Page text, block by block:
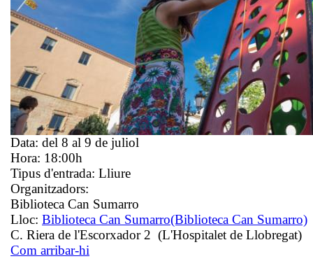
Data: del 8 al 9 de juliol
Hora: 18:00h
Tipus d'entrada: Lliure
Organitzadors:
Biblioteca Can Sumarro
Lloc: Biblioteca Can Sumarro(Biblioteca Can Sumarro)
C. Riera de l'Escorxador 2 (L'Hospitalet de Llobregat)
Com arribar-hi